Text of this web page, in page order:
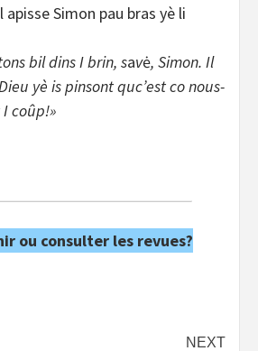
apisse Simon pau bras yè li
bil dins I brin, savė, Simon. Il
yè is pinsont quc’est co nous-
coûp!»
ou consulter les revues?
NEXT